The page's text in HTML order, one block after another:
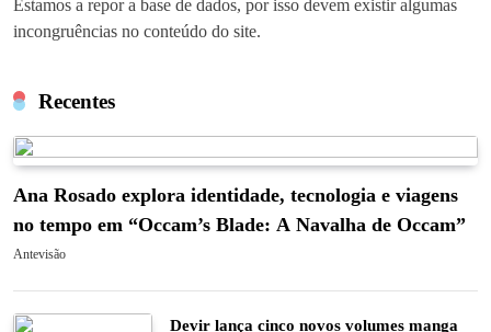
Estamos a repor a base de dados, por isso devem existir algumas
incongruências no conteúdo do site.
Recentes
Ana Rosado explora identidade, tecnologia e viagens
no tempo em “Occam’s Blade: A Navalha de Occam”
Antevisão
Devir lança cinco novos volumes manga